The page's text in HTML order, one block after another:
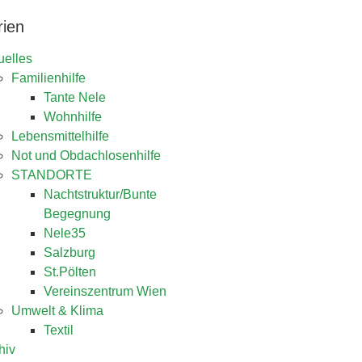
Familienhilfe
Tante Nele
Wohnhilfe
Lebensmittelhilfe
Not und Obdachlosenhilfe
STANDORTE
Nachtstruktur/Bunte
Begegnung
Nele35
Salzburg
St.Pölten
Vereinszentrum Wien
Umwelt & Klima
Textil